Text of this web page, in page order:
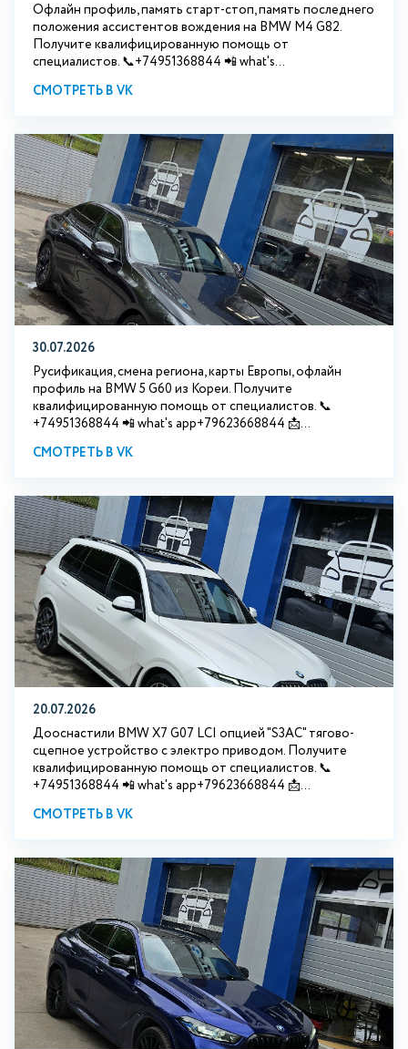
Офлайн профиль, память старт-стоп, память последнего
положения ассистентов вождения на BMW М4 G82.
Получите квалифицированную помощь от
специалистов. 📞+74951368844 📲 what's...
СМОТРЕТЬ В VK
30.07.2026
Русификация, смена региона, карты Европы, офлайн
профиль на BMW 5 G60 из Кореи. Получите
квалифицированную помощь от специалистов. 📞
+74951368844 📲 what's app+79623668844 📩...
СМОТРЕТЬ В VK
20.07.2026
Дооснастили BMW Х7 G07 LCI опцией "S3АС" тягово-
сцепное устройство с электро приводом. Получите
квалифицированную помощь от специалистов. 📞
+74951368844 📲 what's app+79623668844 📩...
СМОТРЕТЬ В VK